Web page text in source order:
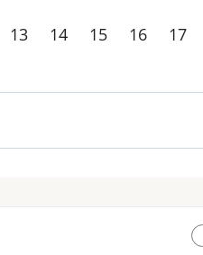
13 14 15 16 17